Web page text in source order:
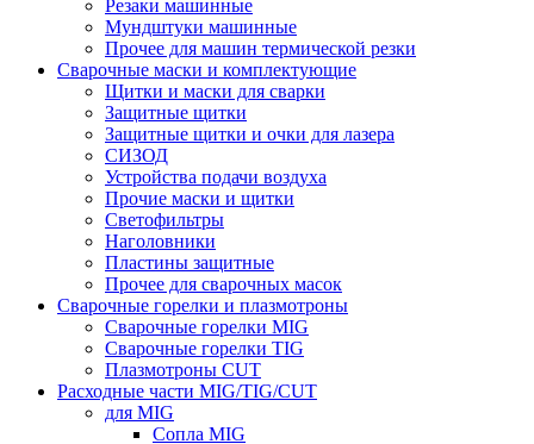
Резаки машинные
Мундштуки машинные
Прочее для машин термической резки
Сварочные маски и комплектующие
Щитки и маски для сварки
Защитные щитки
Защитные щитки и очки для лазера
СИЗОД
Устройства подачи воздуха
Прочие маски и щитки
Светофильтры
Наголовники
Пластины защитные
Прочее для сварочных масок
Сварочные горелки и плазмотроны
Сварочные горелки MIG
Сварочные горелки TIG
Плазмотроны CUT
Расходные части MIG/TIG/CUT
для MIG
Сопла MIG